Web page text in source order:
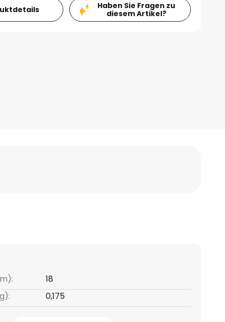
Haben Sie Fragen zu
diesem Artikel?
18
0,175